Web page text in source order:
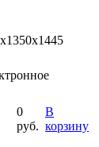
0
руб.
В
корзину